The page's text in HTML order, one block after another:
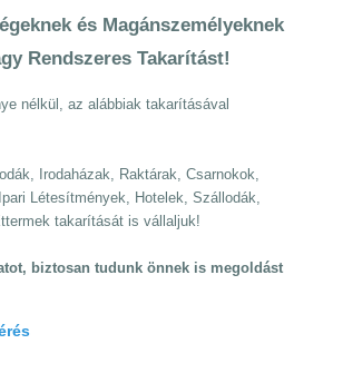
és Magánszemélyeknek
Rendszeres Takarítást!
nélkül, az alábbiak takarításával
Irodaházak, Raktárak, Csarnokok,
Létesítmények, Hotelek, Szállodák,
takarítását is vállaljuk!
biztosan tudunk önnek is megoldást